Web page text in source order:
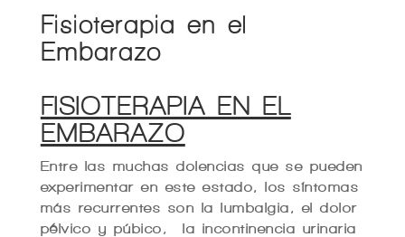
Fisioterapia en el
Embarazo
FISIOTERAPIA EN EL
EMBARAZO
Entre las muchas dolencias que se pueden
experimentar en este estado, los síntomas
más recurrentes son la lumbalgia, el dolor
pélvico y púbico, la incontinencia urinaria